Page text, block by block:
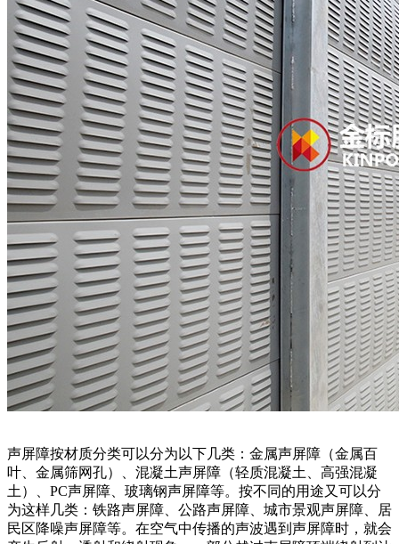
声屏障按材质分类可以分为以下几类：金属声屏障（金属百
叶、金属筛网孔）、混凝土声屏障（轻质混凝土、高强混凝
土）、PC声屏障、玻璃钢声屏障等。按不同的用途又可以分
为这样几类：铁路声屏障、公路声屏障、城市景观声屏障、居
民区降噪声屏障等。在空气中传播的声波遇到声屏障时，就会